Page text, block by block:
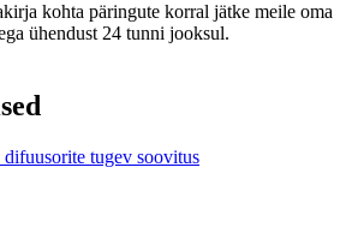
kohta päringute korral jätke meile oma
ühendust 24 tunni jooksul.